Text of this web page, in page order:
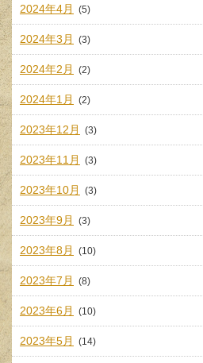
2024年4月 (5)
2024年3月 (3)
2024年2月 (2)
2024年1月 (2)
2023年12月 (3)
2023年11月 (3)
2023年10月 (3)
2023年9月 (3)
2023年8月 (10)
2023年7月 (8)
2023年6月 (10)
2023年5月 (14)